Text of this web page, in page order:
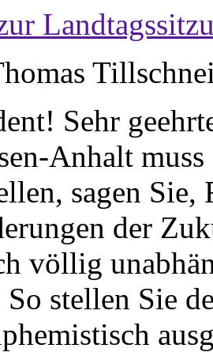
Sehr
Anhalt
sagen
der
völlig
So stellen Sie